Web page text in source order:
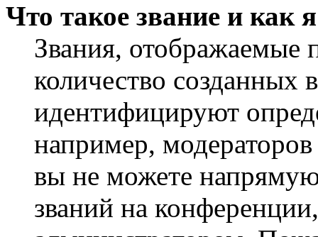
Что такое звание и как
Звания,
количество
идентифицируют
например,
вы не можете
званий на